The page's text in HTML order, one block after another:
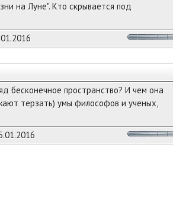
на Луне". Кто скрывается под
бесконечное пространство? И чем она
терзать) умы философов и ученых,